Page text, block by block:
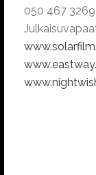
050 467 3269